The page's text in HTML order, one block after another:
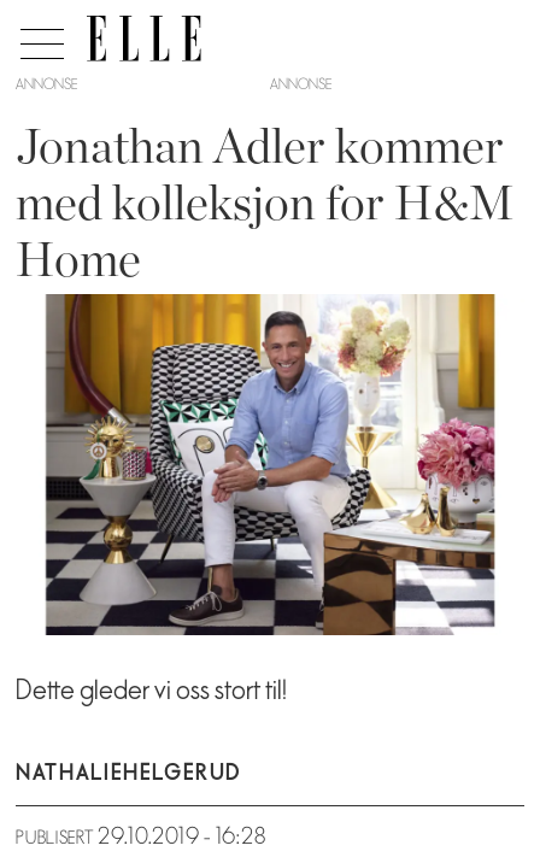
ANNONSE
Jonathan Adler kommer
med kolleksjon for H&M
Home
Dette gleder vi oss stort til!
NATHALIEHELGERUD
PUBLISERT 29.10.2019 - 16:28